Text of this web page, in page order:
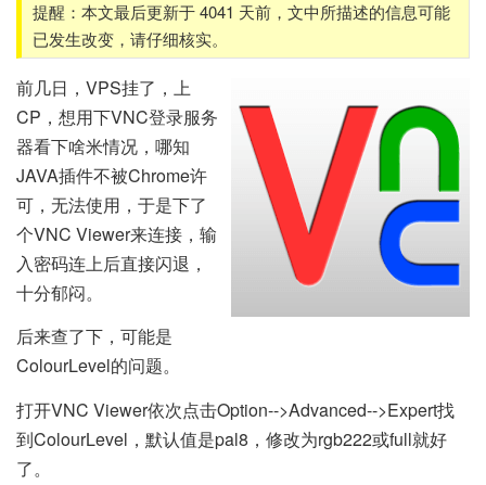
提醒：本文最后更新于 4041 天前，文中所描述的信息可能
已发生改变，请仔细核实。
前几日，VPS挂了，上
CP，想用下VNC登录服务
器看下啥米情况，哪知
JAVA插件不被Chrome许
可，无法使用，于是下了
个VNC Viewer来连接，输
入密码连上后直接闪退，
十分郁闷。
后来查了下，可能是
ColourLevel的问题。
打开VNC Viewer依次点击Option-->Advanced-->Expert找
到ColourLevel，默认值是pal8，修改为rgb222或full就好
了。